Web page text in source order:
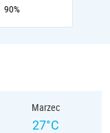
90%
Marzec
27°C